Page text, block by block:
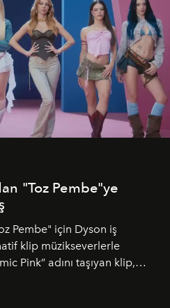
"Toz Pembe"ye
Pembe" için Dyson iş
klip müzikseverlerle
Pink” adını taşıyan klip,